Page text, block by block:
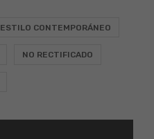
ESTILO CONTEMPORÁNEO
NO RECTIFICADO